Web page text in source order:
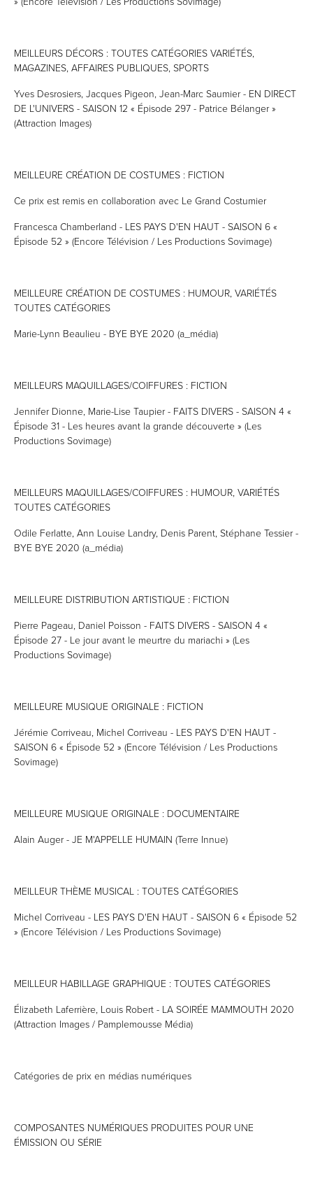
MEILLEURS DÉCORS : TOUTES CATÉGORIES VARIÉTÉS,
MAGAZINES, AFFAIRES PUBLIQUES, SPORTS
Yves Desrosiers, Jacques Pigeon, Jean-Marc Saumier - EN DIRECT
DE L'UNIVERS - SAISON 12 « Épisode 297 - Patrice Bélanger »
(Attraction Images)
MEILLEURE CRÉATION DE COSTUMES : FICTION
Ce prix est remis en collaboration avec Le Grand Costumier
Francesca Chamberland - LES PAYS D'EN HAUT - SAISON 6 «
Épisode 52 » (Encore Télévision / Les Productions Sovimage)
MEILLEURE CRÉATION DE COSTUMES : HUMOUR, VARIÉTÉS
TOUTES CATÉGORIES
Marie-Lynn Beaulieu - BYE BYE 2020 (a_média)
MEILLEURS MAQUILLAGES/COIFFURES : FICTION
Jennifer Dionne, Marie-Lise Taupier - FAITS DIVERS - SAISON 4 «
Épisode 31 - Les heures avant la grande découverte » (Les
Productions Sovimage)
MEILLEURS MAQUILLAGES/COIFFURES : HUMOUR, VARIÉTÉS
TOUTES CATÉGORIES
Odile Ferlatte, Ann Louise Landry, Denis Parent, Stéphane Tessier -
BYE BYE 2020 (a_média)
MEILLEURE DISTRIBUTION ARTISTIQUE : FICTION
Pierre Pageau, Daniel Poisson - FAITS DIVERS - SAISON 4 «
Épisode 27 - Le jour avant le meurtre du mariachi » (Les
Productions Sovimage)
MEILLEURE MUSIQUE ORIGINALE : FICTION
Jérémie Corriveau, Michel Corriveau - LES PAYS D'EN HAUT -
SAISON 6 « Épisode 52 » (Encore Télévision / Les Productions
Sovimage)
MEILLEURE MUSIQUE ORIGINALE : DOCUMENTAIRE
Alain Auger - JE M'APPELLE HUMAIN (Terre Innue)
MEILLEUR THÈME MUSICAL : TOUTES CATÉGORIES
Michel Corriveau - LES PAYS D'EN HAUT - SAISON 6 « Épisode 52
» (Encore Télévision / Les Productions Sovimage)
MEILLEUR HABILLAGE GRAPHIQUE : TOUTES CATÉGORIES
Élizabeth Laferrière, Louis Robert - LA SOIRÉE MAMMOUTH 2020
(Attraction Images / Pamplemousse Média)
Catégories de prix en médias numériques
COMPOSANTES NUMÉRIQUES PRODUITES POUR UNE
ÉMISSION OU SÉRIE